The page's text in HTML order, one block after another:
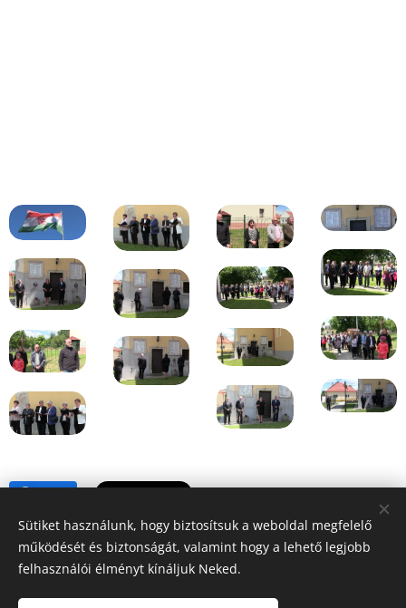
Honlap tulajdonos:Hédervár Község Önkormányzata
Sütiket használunk, hogy biztosítsuk a weboldal megfelelő
működését és biztonságát, valamint hogy a lehető legjobb
felhasználói élményt kínáljuk Neked.